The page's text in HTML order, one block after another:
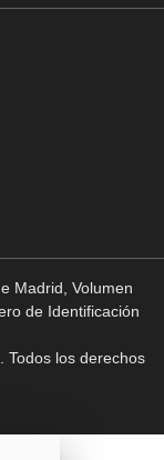
Madrid, Volumen
de Identificación
Todos los derechos